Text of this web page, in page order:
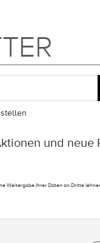
und neue
Weitergabe Ihrer Daten an Dritte